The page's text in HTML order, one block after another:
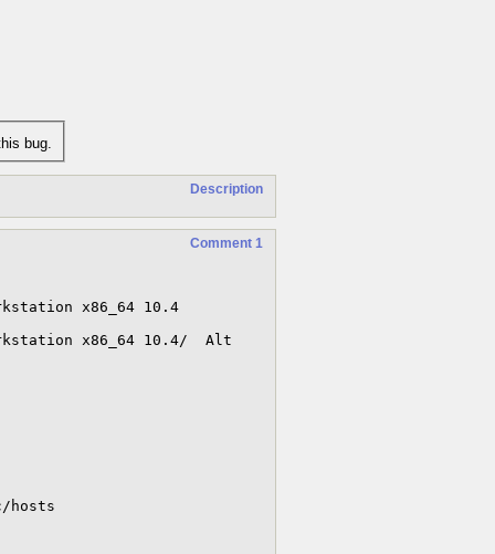
bug.
Description
Comment 1
x86_64 10.4
x86_64 10.4/  Alt
hosts